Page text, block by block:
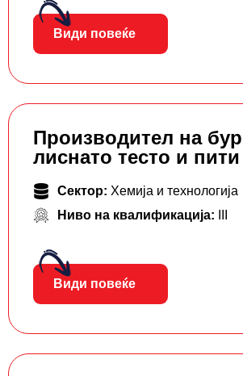
Види повеќе
Производител на
лиснато тесто и пити
Сектор: Хемија и технологија
Ниво на квалификација:
Види повеќе